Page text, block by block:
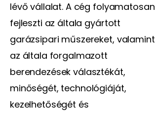
lévő vállalat. A cég folyamatosan
fejleszti az általa gyártott
garázsipari műszereket, valamint
az általa forgalmazott
berendezések választékát,
minőségét, technológiáját,
kezelhetőségét és